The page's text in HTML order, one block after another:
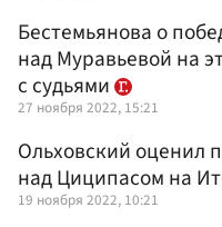
Бестемьянова о
над Муравьевой на
с судьями
27 ноября 2022, 15:21
Ольховский оценил
над Циципасом на
19 ноября 2022, 10:21